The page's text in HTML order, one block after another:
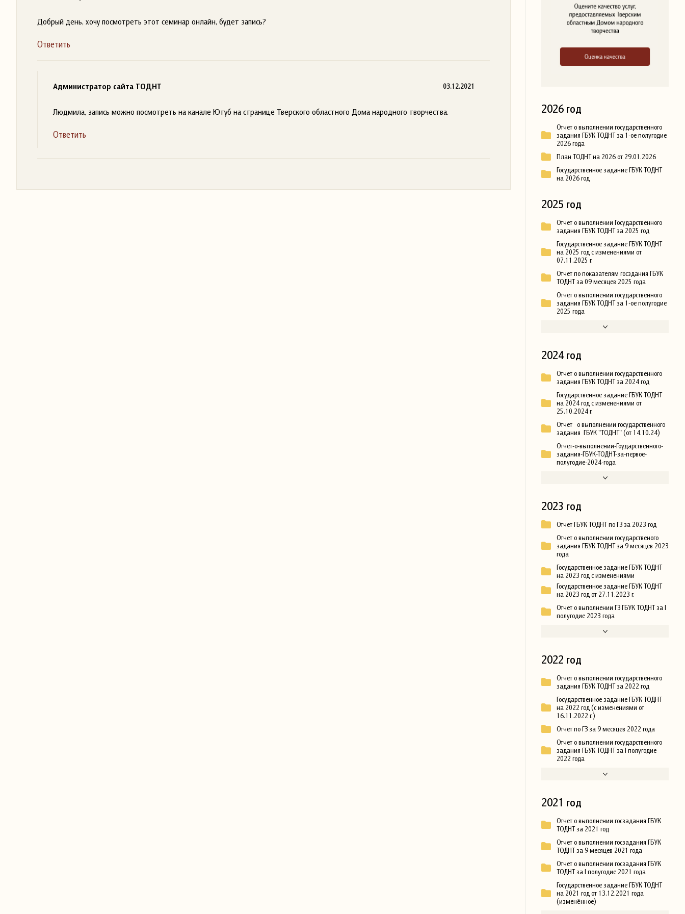
Добрый день, хочу посмотреть этот семинар онлайн, будет запись?
Ответить
Администратор сайта ТОДНТ 03.12.2021
Людмила, запись можно посмотреть на канале Ютуб на странице Тверского областного Дома народного творчества.
Ответить
2026 год
Отчет о выполнении государственного
задания ГБУК ТОДНТ за 1-ое полугодие
2026 года
План ТОДНТ на 2026 от 29.01.2026
Государственное задание ГБУК ТОДНТ
на 2026 год
2025 год
Отчет о выполнении Государственного
задания ГБУК ТОДНТ за 2025 год
Государственное задание ГБУК ТОДНТ
на 2025 год с изменениями от
07.11.2025 г.
Отчет по показателям госздания ГБУК
ТОДНТ за 09 месяцев 2025 года
Отчет о выполнении государственного
задания ГБУК ТОДНТ за 1-ое полугодие
2025 года
2024 год
Отчет о выполнении государственного
задания ГБУК ТОДНТ за 2024 год
Государственное задание ГБУК ТОДНТ
на 2024 год с изменениями от
25.10.2024 г.
Отчет о выполнении государственного
задания ГБУК "ТОДНТ" (от 14.10.24)
Отчет-о-выполнении-Гоударственного-
задания-ГБУК-ТОДНТ-за-первое-
полугодие-2024-года
2023 год
Отчет ГБУК ТОДНТ по ГЗ за 2023 год
Отчет о выполнении государственого
задания ГБУК ТОДНТ за 9 месяцев 2023
года
Государственное задание ГБУК ТОДНТ
на 2023 год с изменениями
Государственное задание ГБУК ТОДНТ
на 2023 год от 27.11.2023 г.
Отчет о выполнении ГЗ ГБУК ТОДНТ за I
полугодие 2023 года
2022 год
Отчет о выполнении государственного
задания ГБУК ТОДНТ за 2022 год
Государственное задание ГБУК ТОДНТ
на 2022 год (с изменениями от
16.11.2022 г.)
Отчет по ГЗ за 9 месяцев 2022 года
Отчет о выполнении государственного
задания ГБУК ТОДНТ за I полугодие
2022 года
2021 год
Отчет о выполнении госзадания ГБУК
ТОДНТ за 2021 год
Отчет о выполнении госзадания ГБУК
ТОДНТ за 9 месяцев 2021 года
Отчет о выполнении госзадания ГБУК
ТОДНТ за I полугодие 2021 года
Государственное задание ГБУК ТОДНТ
на 2021 год от 13.12.2021 года
(изменённое)